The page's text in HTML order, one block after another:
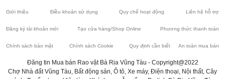
Giới thiệu Điều khoản sử dụng Quy chế hoạt động Liên hệ hỗ trợ
Đăng ký tài khoản mới Tạo cửa hàng/Shop Online Phương thức thanh toán
Chính sách bảo mật Chính sách Cookie Quy định cần biết An toàn mua bán
Đăng tin Mua bán Rao vặt Bà Rịa Vũng Tàu - Copyright@2022
Chợ Nhà đất Vũng Tàu, Bất động sản, Ô tô, Xe máy, Điện thoại, Nội thất, Cây